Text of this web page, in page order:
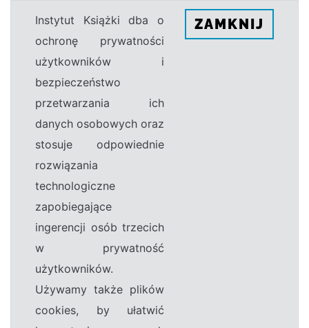
Instytut Książki dba o
ochronę prywatności
użytkowników i
bezpieczeństwo
przetwarzania ich
danych osobowych oraz
stosuje odpowiednie
rozwiązania
technologiczne
zapobiegające
ingerencji osób trzecich
w prywatność
użytkowników.
Używamy także plików
cookies, by ułatwić
ZAMKNIJ